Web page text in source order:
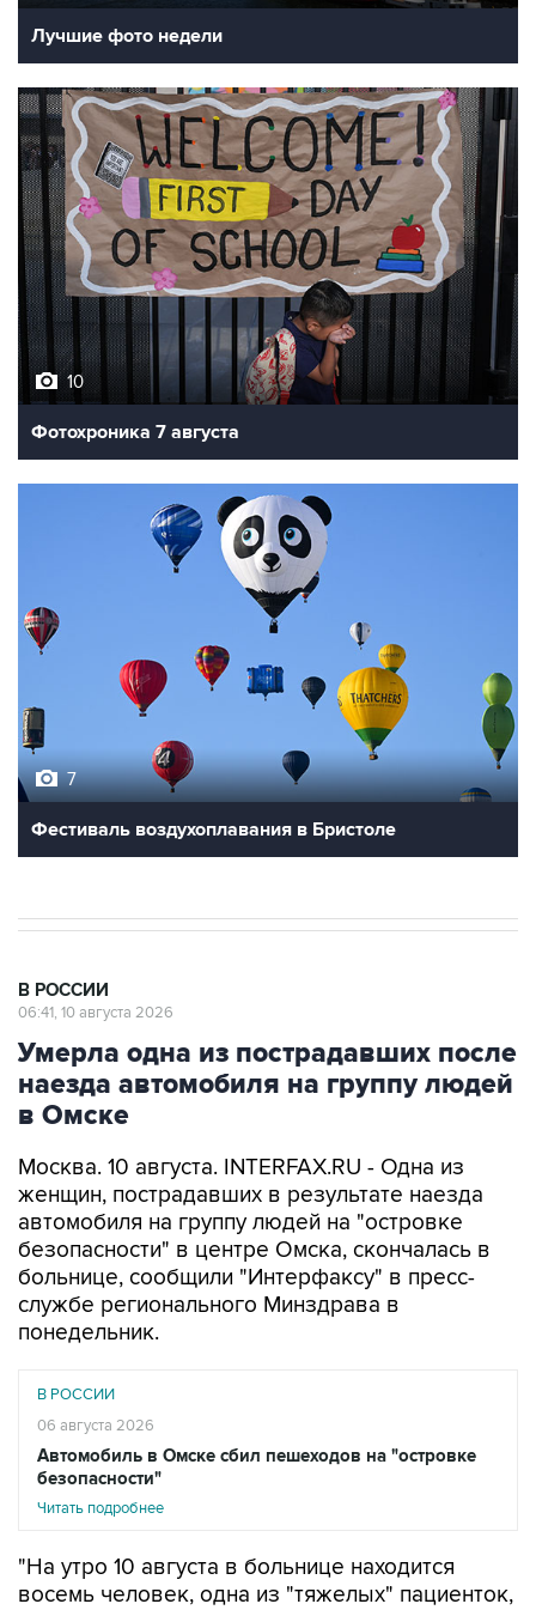
10
Фотохроника 7 августа
Фестиваль воздухоплавания в Бристоле
Умерла одна из пострадавших после
наезда автомобиля на группу людей
в Омске
Москва. 10 августа. INTERFAX.RU - Одна из
автомобиля на группу людей на "островке
безопасности" в центре Омска, скончалась в
больнице, сообщили "Интерфаксу" в пресс-
службе регионального Минздрава в
понедельник.
В РОССИИ
Автомобиль в Омске сбил пешеходов на "островке
безопасности"
Читать подробнее
"На утро 10 августа в больнице находится
несмотря на все усилия врачей, скончалась", -
сказал собеседник агентства.